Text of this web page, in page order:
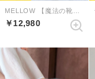
MELLOW 【魔法の靴】ソフトバブーシュ （ベージュ）
￥12,980